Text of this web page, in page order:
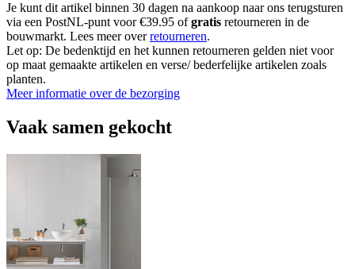
Je kunt dit artikel binnen 30 dagen na aankoop naar ons terugsturen
via een PostNL-punt voor €39.95 ofgratis retourneren in de
bouwmarkt. Lees meer overretourneren.
Let op: De bedenktijd en het kunnen retourneren gelden niet voor
op maat gemaakte artikelen en verse/ bederfelijke artikelen zoals
planten.
Meer informatie over de bezorging
Vaak samen gekocht